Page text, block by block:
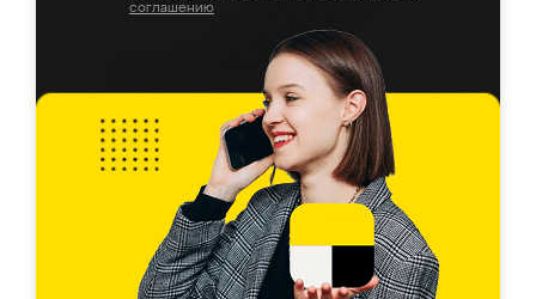
соглашению